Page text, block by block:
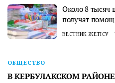
Около 8 тысяч
получат
ВЕСТНИК ЖЕТІСУ
ОБЩЕСТВО
В КЕРБУЛАКСКОМ